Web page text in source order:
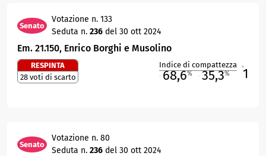
Senato
Votazione n. 133
Seduta n. 236 del 30 ott 2024
Em. 21.150, Enrico Borghi e Musolino
RESPINTA
28 voti di scarto
Indice di compattezza
68,6% 35,3% 1
Senato
Votazione n. 80
Seduta n. 236 del 30 ott 2024